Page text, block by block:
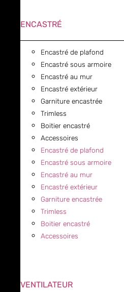
ENCASTRÉ
Encastré de plafond
Encastré sous armoire
Encastré au mur
Encastré extérieur
Garniture encastrée
Trimless
Boitier encastré
Accessoires
Encastré de plafond
Encastré sous armoire
Encastré au mur
Encastré extérieur
Garniture encastrée
Trimless
Boitier encastré
Accessoires
VENTILATEUR